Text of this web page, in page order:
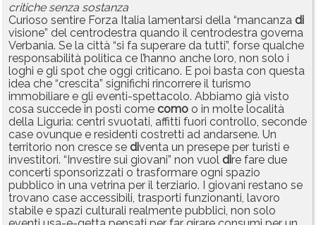
critiche senza sostanza
Curioso sentire Forza Italia lamentarsi della “mancanza di
visione” del centrodestra quando il centrodestra governa
Verbania. Se la città “si fa superare da tutti”, forse qualche
responsabilità politica ce l’hanno anche loro, non solo i
loghi e gli spot che oggi criticano. E poi basta con questa
idea che “crescita” significhi rincorrere il turismo
immobiliare e gli eventi-spettacolo. Abbiamo già visto
cosa succede in posti come como o in molte località
della Liguria: centri svuotati, affitti fuori controllo, seconde
case ovunque e residenti costretti ad andarsene. Un
territorio non cresce se diventa un presepe per turisti e
investitori. “Investire sui giovani” non vuol dire fare due
concerti sponsorizzati o trasformare ogni spazio
pubblico in una vetrina per il terziario. I giovani restano se
trovano case accessibili, trasporti funzionanti, lavoro
stabile e spazi culturali realmente pubblici, non solo